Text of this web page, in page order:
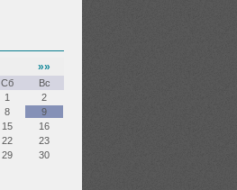
»»
Сб
Вс
1
2
8
9
15
16
22
23
29
30